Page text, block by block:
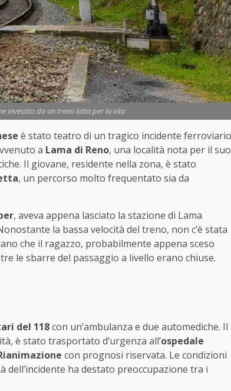
investito da un treno lotta per la vita
è stato teatro di un tragico incidente ferroviario
a Lama di Reno, una località nota per il suo
Il giovane, residente nella zona, è stato
, un percorso molto frequentato sia da
, aveva appena lasciato la stazione di Lama
la bassa velocità del treno, non c’è stata
che il ragazzo, probabilmente appena sceso
le sbarre del passaggio a livello erano chiuse.
del 118con un’ambulanza e due automediche. Il
è stato trasportato d’urgenza all’ospedale
con prognosi riservata. Le condizioni
ha destato preoccupazione tra i